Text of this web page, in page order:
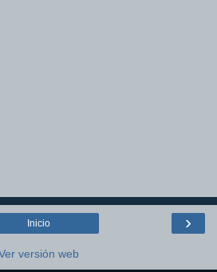
›
Inicio
versión web